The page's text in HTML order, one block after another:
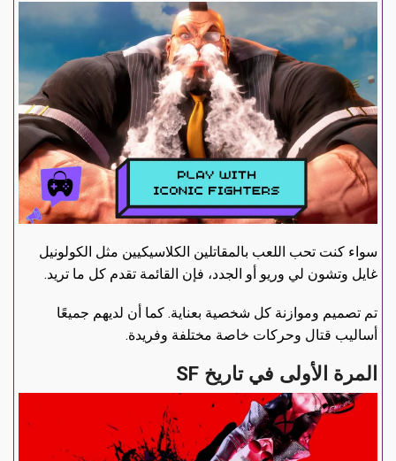
سواء كنت تحب اللعب بالمقاتلين الكلاسيكيين مثل الكولونيل
غايل وتشون لي وريو أو الجدد، فإن القائمة تقدم كل ما تريد.
تم تصميم وموازنة كل شخصية بعناية. كما أن لديهم جميعًا
أساليب قتال وحركات خاصة مختلفة وفريدة.
المرة الأولى في تاريخ SF